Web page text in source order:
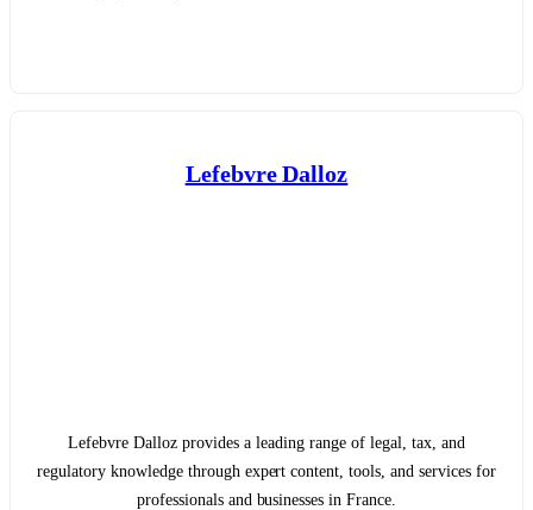
Lefebvre Dalloz
Lefebvre Dalloz provides a leading range of legal, tax, and
regulatory knowledge through expert content, tools, and services for
professionals and businesses in France.